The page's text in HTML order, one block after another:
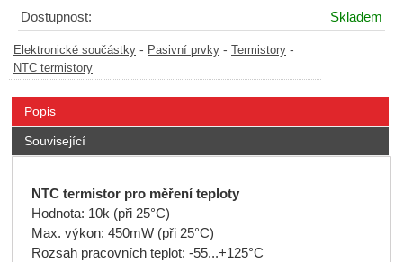
Dostupnost:
Skladem
Elektronické součástky - Pasivní prvky - Termistory -
NTC termistory
Popis
Související
NTC termistor pro měření teploty
Hodnota: 10k (při 25°C)
Max. výkon: 450mW (při 25°C)
Rozsah pracovních teplot: -55...+125°C